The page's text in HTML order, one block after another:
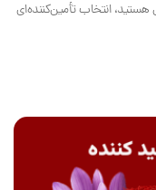
هستید، انتخاب تأمین‌کننده‌ای